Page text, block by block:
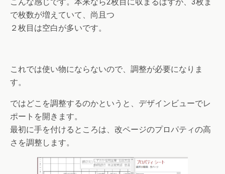
で枚数が増えていて、尚且つ
２枚目は空白が多いです。
これでは使い物にならないので、調整が必要になりま
す。
ではどこを調整するのかというと、デザインビューでレ
ポートを開きます。
最初に手を付けるところは、改ページのプロパティの高
さを調整します。